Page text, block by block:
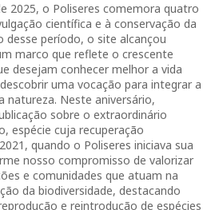
2025, o Poliseres comemora quatro
científica e à conservação da
desse período, o site alcançou
marco que reflete o crescente
desejam conhecer melhor a vida
uma vocação para integrar a
natureza. Neste aniversário,
sobre o extraordinário
espécie cuja recuperação
quando o Poliseres iniciava sua
nosso compromisso de valorizar
e comunidades que atuam na
da biodiversidade, destacando
e reintrodução de espécies